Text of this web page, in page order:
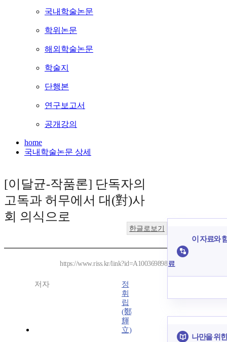
국내학술논문
학위논문
해외학술논문
학술지
단행본
연구보고서
공개강의
home
국내학술논문 상세
[이달균-작품론] 단독자의
고독과 허무에서 대(對)사
회 의식으로
한글로보기
https://www.riss.kr/link?id=A100369898
저자
정
휘
립
(鄭
輝
立)
이 자료와
료
나만을 위